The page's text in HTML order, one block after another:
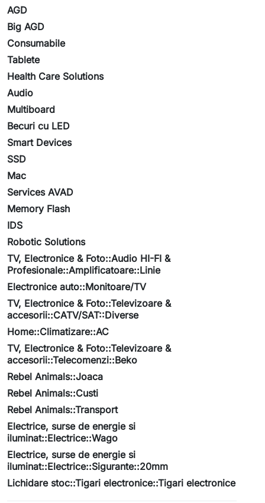
AGD
Big AGD
Consumabile
Tablete
Health Care Solutions
Audio
Multiboard
Becuri cu LED
Smart Devices
SSD
Mac
Services AVAD
Memory Flash
IDS
Robotic Solutions
TV, Electronice & Foto::Audio HI-FI &
Profesionale::Amplificatoare::Linie
Electronice auto::Monitoare/TV
TV, Electronice & Foto::Televizoare &
accesorii::CATV/SAT::Diverse
Home::Climatizare::AC
TV, Electronice & Foto::Televizoare &
accesorii::Telecomenzi::Beko
Rebel Animals::Joaca
Rebel Animals::Custi
Rebel Animals::Transport
Electrice, surse de energie si
iluminat::Electrice::Wago
Electrice, surse de energie si
iluminat::Electrice::Sigurante::20mm
Lichidare stoc::Tigari electronice::Tigari electronice